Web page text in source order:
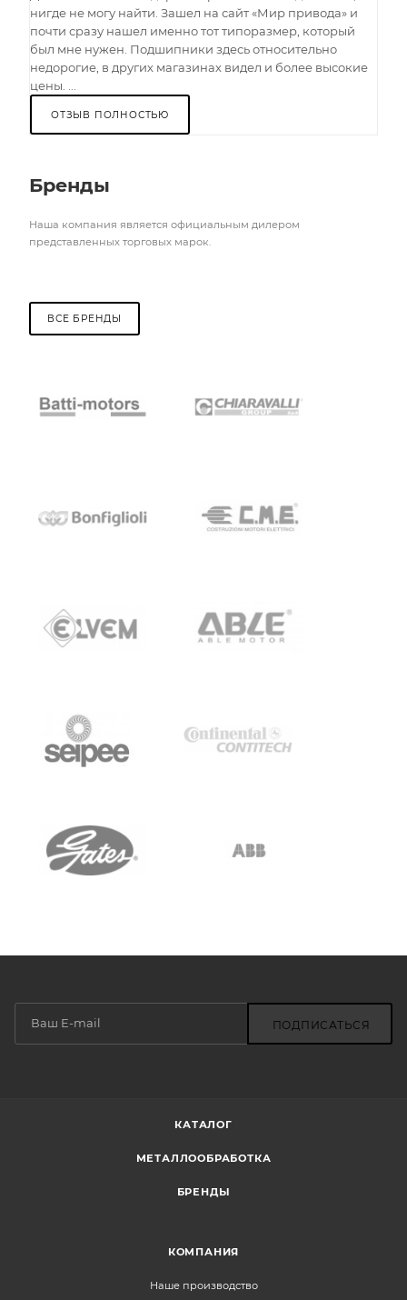
нигде не могу найти. Зашел на сайт «Мир привода» и
почти сразу нашел именно тот типоразмер, который
был мне нужен. Подшипники здесь относительно
недорогие, в других магазинах видел и более высокие
цены. ...
ОТЗЫВ ПОЛНОСТЬЮ
Бренды
Наша компания является официальным дилером
представленных торговых марок.
ВСЕ БРЕНДЫ
ПОДПИСАТЬСЯ
КАТАЛОГ
МЕТАЛЛООБРАБОТКА
БРЕНДЫ
КОМПАНИЯ
Наше производство